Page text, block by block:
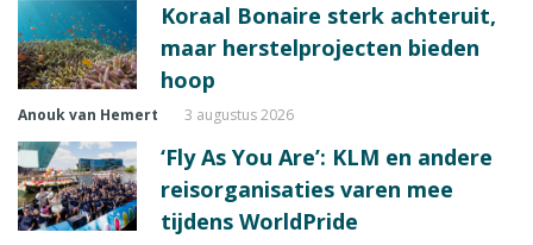
Koraal Bonaire sterk achteruit,
maar herstelprojecten bieden
hoop
Anouk van Hemert 3 augustus 2026
‘Fly As You Are’: KLM en andere
reisorganisaties varen mee
tijdens WorldPride